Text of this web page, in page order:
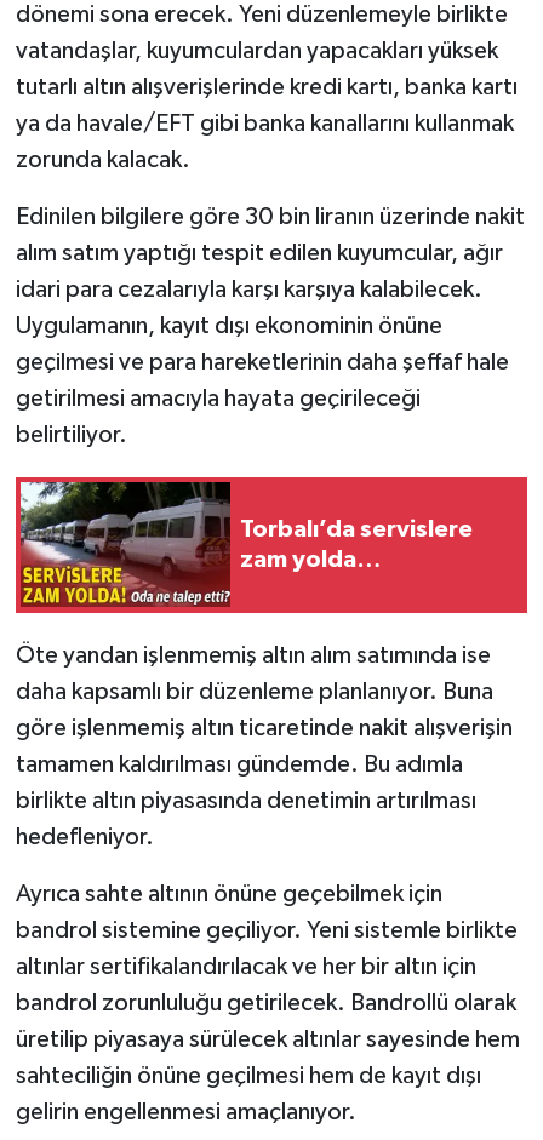
dönemi sona erecek. Yeni düzenlemeyle birlikte
vatandaşlar, kuyumculardan yapacakları yüksek
tutarlı altın alışverişlerinde kredi kartı, banka kartı
ya da havale/EFT gibi banka kanallarını kullanmak
zorunda kalacak.
Edinilen bilgilere göre 30 bin liranın üzerinde nakit
alım satım yaptığı tespit edilen kuyumcular, ağır
idari para cezalarıyla karşı karşıya kalabilecek.
Uygulamanın, kayıt dışı ekonominin önüne
geçilmesi ve para hareketlerinin daha şeffaf hale
getirilmesi amacıyla hayata geçirileceği
belirtiliyor.
Torbalı’da servislere
zam yolda…
Öte yandan işlenmemiş altın alım satımında ise
daha kapsamlı bir düzenleme planlanıyor. Buna
göre işlenmemiş altın ticaretinde nakit alışverişin
tamamen kaldırılması gündemde. Bu adımla
birlikte altın piyasasında denetimin artırılması
hedefleniyor.
Ayrıca sahte altının önüne geçebilmek için
bandrol sistemine geçiliyor. Yeni sistemle birlikte
altınlar sertifikalandırılacak ve her bir altın için
bandrol zorunluluğu getirilecek. Bandrollü olarak
üretilip piyasaya sürülecek altınlar sayesinde hem
sahteciliğin önüne geçilmesi hem de kayıt dışı
gelirin engellenmesi amaçlanıyor.